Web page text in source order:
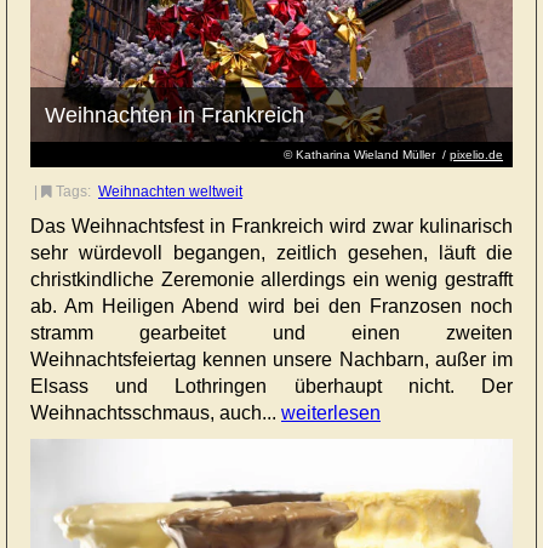
© Katharina Wieland Müller /pixelio.de
Weihnachten in Frankreich
| Tags: Weihnachten weltweit
Das Weihnachtsfest in Frankreich wird zwar kulinarisch
sehr würdevoll begangen, zeitlich gesehen, läuft die
christkindliche Zeremonie allerdings ein wenig gestrafft
ab. Am Heiligen Abend wird bei den Franzosen noch
stramm gearbeitet und einen zweiten
Weihnachtsfeiertag kennen unsere Nachbarn, außer im
Elsass und Lothringen überhaupt nicht. Der
Weihnachtsschmaus, auch... weiterlesen